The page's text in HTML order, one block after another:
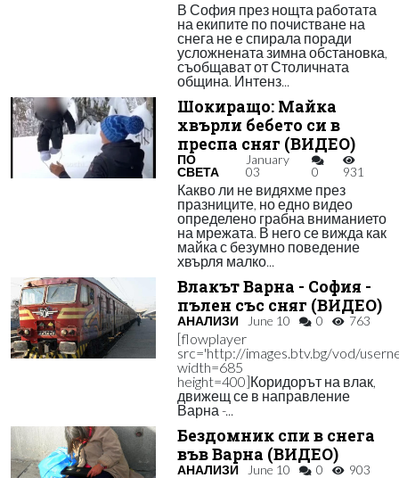
В София през нощта работата
на екипите по почистване на
снега не е спирала поради
усложнената зимна обстановка,
съобщават от Столичната
община. Интенз...
Шокиращо: Майка
хвърли бебето си в
преспа сняг (ВИДЕО)
ПО
СВЕТА
January
03
0 931
Какво ли не видяхме през
празниците, но едно видео
определено грабна вниманието
на мрежата. В него се вижда как
майка с безумно поведение
хвърля малко...
Влакът Варна - София -
пълен със сняг (ВИДЕО)
АНАЛИЗИ June 10 0 763
[flowplayer
src='http://images.btv.bg/vod/
width=685
height=400]Коридорът на влак,
движещ се в направление
Варна -...
Бездомник спи в снега
във Варна (ВИДЕО)
АНАЛИЗИ June 10 0 903